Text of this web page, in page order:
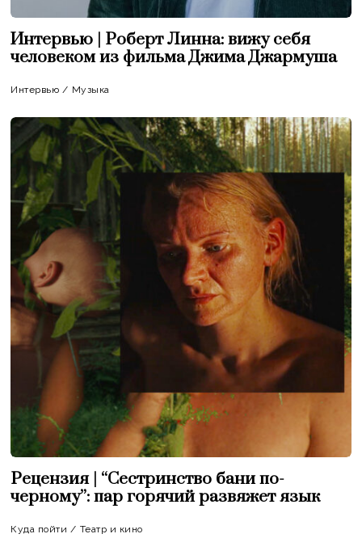
Интервью | Роберт Линна: вижу себя
человеком из фильма Джима Джармуша
Интервью / Музыка
Рецензия | “Сестринство бани по-
черному”: пар горячий развяжет язык
Куда пойти / Театр и кино